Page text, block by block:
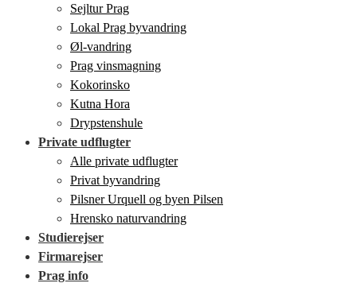
Sejltur Prag
Lokal Prag byvandring
Øl-vandring
Prag vinsmagning
Kokorinsko
Kutna Hora
Drypstenshule
Private udflugter
Alle private udflugter
Privat byvandring
Pilsner Urquell og byen Pilsen
Hrensko naturvandring
Studierejser
Firmarejser
Prag info